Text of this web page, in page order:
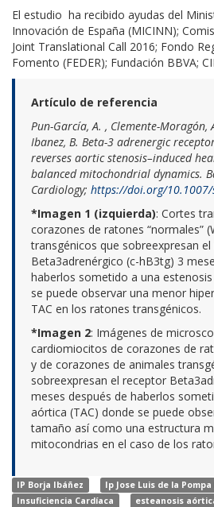
El estudio ha recibido ayudas del
Innovación de España (MICINN);
Joint Translational Call 2016; Fondo
Fomento (FEDER); Fundación BBVA;
Artículo de referencia
Pun-García, A. , Clemente-Moragón,
Ibanez, B. Beta-3 adrenergic
reverses aortic stenosis–induced
balanced mitochondrial dynamics.
Cardiology; https://doi.org/10.1007/
*Imagen 1 (izquierda): Cortes
corazones de ratones “normales”
transgénicos que sobreexpresan
Beta3adrenérgico (c-hB3tg) 3
haberlos sometido a una
se puede observar una menor
TAC en los ratones transgénicos.
*Imagen 2: Imágenes de
cardiomiocitos de corazones de
y de corazones de animales
sobreexpresan el receptor
meses después de haberlos
aórtica (TAC) donde se puede
tamaño así como una estructura
mitocondrias en el caso de los
IP Borja Ibáñez Ip Jose Luis de la
Insuficiencia Cardíaca
esteanosis